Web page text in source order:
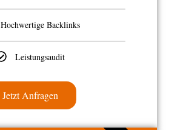
Hochwertige Backlinks
Leistungsaudit
Jetzt Anfragen